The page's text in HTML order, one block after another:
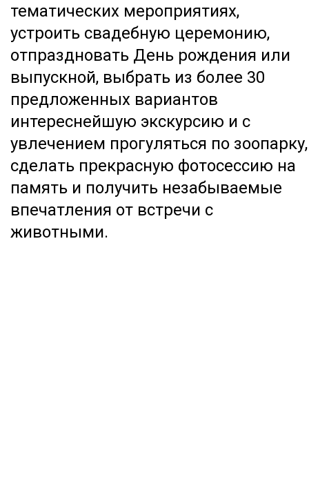
тематических мероприятиях,
устроить свадебную церемонию,
отпраздновать День рождения или
выпускной, выбрать из более 30
предложенных вариантов
интереснейшую экскурсию и с
увлечением прогуляться по зоопарку,
сделать прекрасную фотосессию на
память и получить незабываемые
впечатления от встречи с
животными.